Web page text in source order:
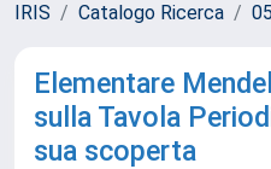
IRIS Catalogo Ricerca
Elementare
sulla Tavola
sua scoperta